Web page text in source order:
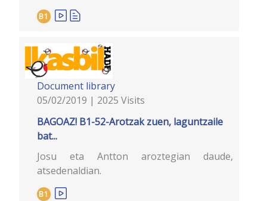
B1
Document library
05/02/2019 | 2025 Visits
BAGOAZ! B1-52-Arotzak zuen, laguntzaile
bat...
Josu eta Antton aroztegian daude,
atsedenaldian.
B1